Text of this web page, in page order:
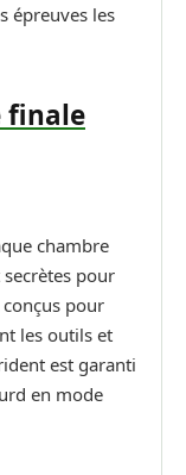
épreuves les
finale
chambre
secrètes pour
pour
les outils et
est garanti
en mode